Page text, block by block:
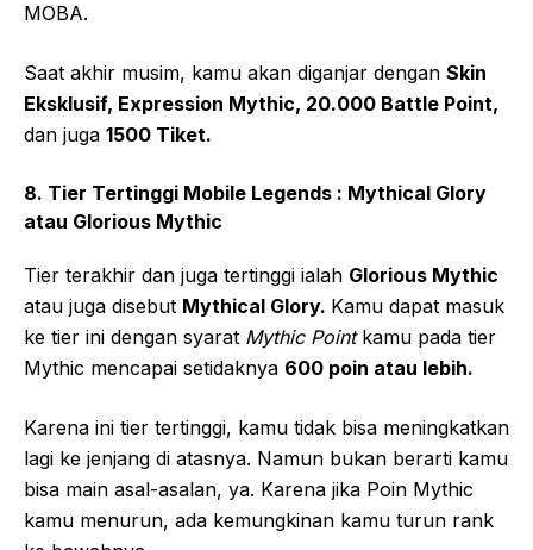
MOBA.
Saat akhir musim, kamu akan diganjar dengan Skin
Eksklusif, Expression Mythic, 20.000 Battle Point,
dan juga 1500 Tiket.
8. Tier Tertinggi Mobile Legends : Mythical Glory
atau Glorious Mythic
Tier terakhir dan juga tertinggi ialah Glorious Mythic
atau juga disebut Mythical Glory. Kamu dapat masuk
ke tier ini dengan syarat Mythic Point kamu pada tier
Mythic mencapai setidaknya 600 poin atau lebih.
Karena ini tier tertinggi, kamu tidak bisa meningkatkan
lagi ke jenjang di atasnya. Namun bukan berarti kamu
bisa main asal-asalan, ya. Karena jika Poin Mythic
kamu menurun, ada kemungkinan kamu turun rank